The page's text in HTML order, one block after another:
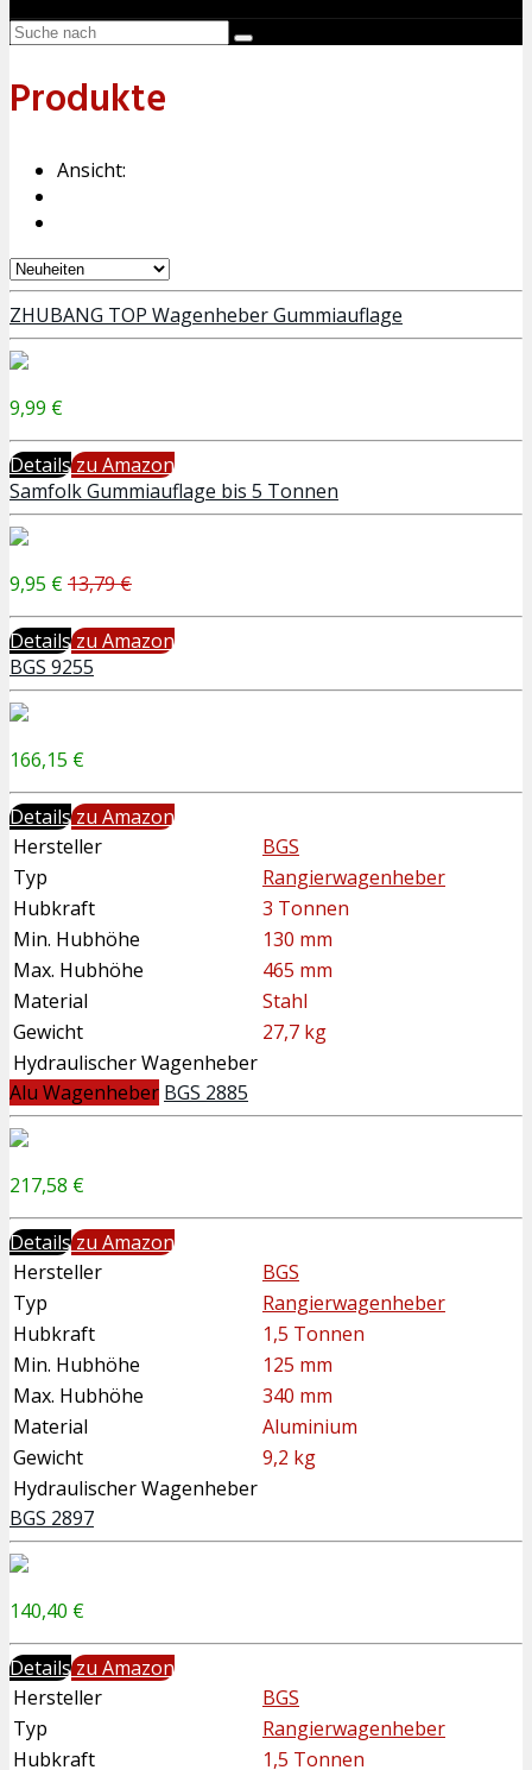
Produkte
Ansicht:
ZHUBANG TOP Wagenheber Gummiauflage
9,99 €
Detailszu Amazon
Samfolk Gummiauflage bis 5 Tonnen
9,95 €13,79 €
Detailszu Amazon
BGS 9255
166,15 €
Detailszu Amazon
Hersteller
BGS
Typ
Rangierwagenheber
Hubkraft
3 Tonnen
Min. Hubhöhe
130 mm
Max. Hubhöhe
465 mm
Material
Stahl
Gewicht
27,7 kg
Hydraulischer Wagenheber
Alu Wagenheber BGS 2885
217,58 €
Detailszu Amazon
Hersteller
BGS
Typ
Rangierwagenheber
Hubkraft
1,5 Tonnen
Min. Hubhöhe
125 mm
Max. Hubhöhe
340 mm
Material
Aluminium
Gewicht
9,2 kg
Hydraulischer Wagenheber
BGS 2897
140,40 €
Detailszu Amazon
Hersteller
BGS
Typ
Rangierwagenheber
Hubkraft
1,5 Tonnen